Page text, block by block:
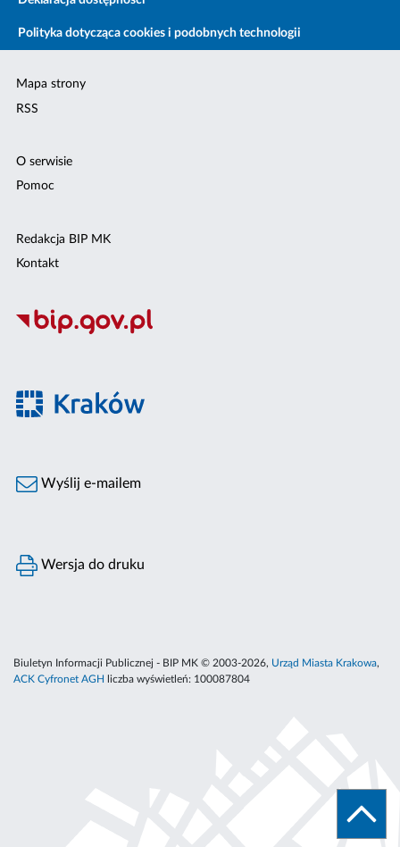
Polityka dotycząca cookies i podobnych technologii
Mapa strony
RSS
O serwisie
Pomoc
Redakcja BIP MK
Kontakt
Wyślij e-mailem
Wersja do druku
Biuletyn Informacji Publicznej - BIP MK © 2003-2026, Urząd Miasta Krakowa,
ACK Cyfronet AGH
liczba wyświetleń: 100087804